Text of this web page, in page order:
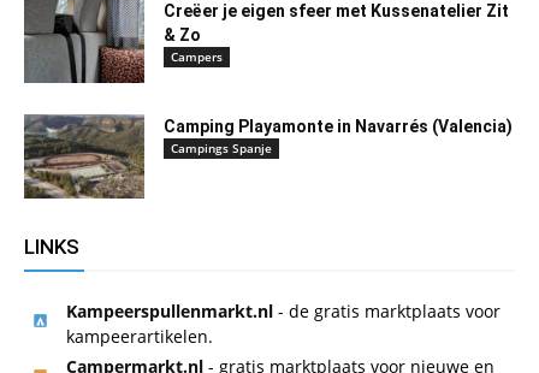
Creëer je eigen sfeer met Kussenatelier Zit
& Zo
Campers
Camping Playamonte in Navarrés (Valencia)
Campings Spanje
LINKS
Kampeerspullenmarkt.nl - de gratis marktplaats voor
kampeerartikelen.
Campermarkt.nl - gratis marktplaats voor nieuwe en